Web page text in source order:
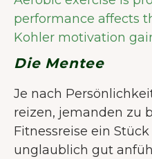
performance affects
Kohler motivation
Die Mentee
Je nach
reizen, jemanden zu
Fitnessreise ein
unglaublich gut